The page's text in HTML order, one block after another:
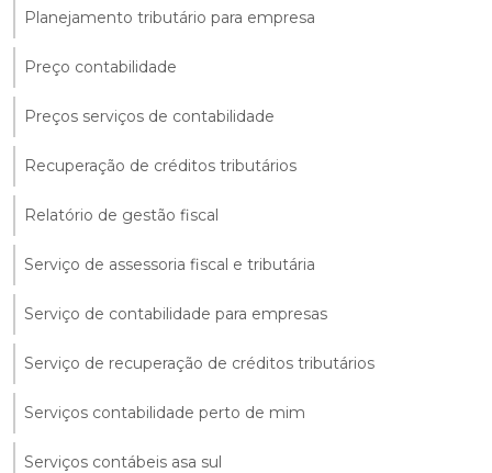
Planejamento tributário para empresa
Preço contabilidade
Preços serviços de contabilidade
Recuperação de créditos tributários
Relatório de gestão fiscal
Serviço de assessoria fiscal e tributária
Serviço de contabilidade para empresas
Serviço de recuperação de créditos tributários
Serviços contabilidade perto de mim
Serviços contábeis asa sul